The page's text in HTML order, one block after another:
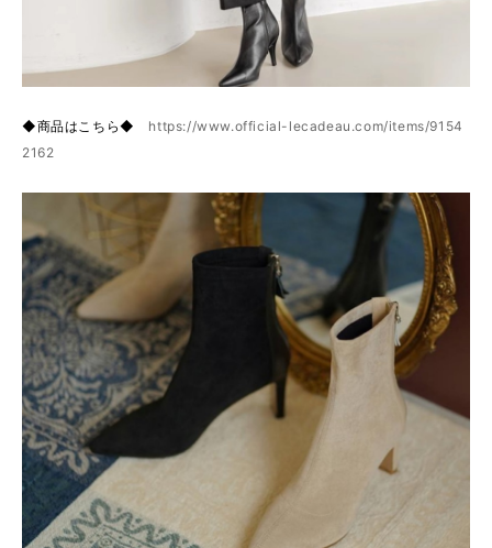
◆商品はこちら◆ https://www.official-lecadeau.com/items/9154
2162